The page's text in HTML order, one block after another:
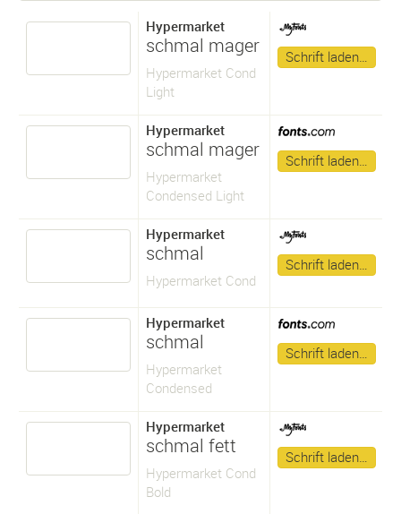
Hypermarket
schmal mager
Hypermarket Cond
Light
Schrift laden…
Hypermarket
schmal mager
Hypermarket
Condensed Light
Schrift laden…
Hypermarket
schmal
Hypermarket Cond
Schrift laden…
Hypermarket
schmal
Hypermarket
Condensed
Schrift laden…
Hypermarket
schmal fett
Hypermarket Cond
Bold
Schrift laden…